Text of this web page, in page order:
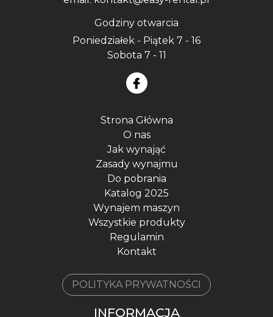
Godziny otwarcia
Poniedziałek - Piątek 7 - 16
Sobota 7 - 11
Strona Główna
O nas
Jak wynająć
Zasady wynajmu
Do pobrania
Katalog 2025
Wynajem maszyn
Wszystkie produkty
Regulamin
Kontakt
POLITYKA PRYWATNOŚCI
INFORMACJA